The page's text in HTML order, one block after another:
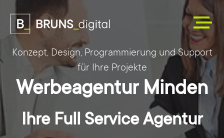
Konzept, Design, Programmierung und Support
für Ihre Projekte
Werbeagentur Minden
Ihre Full Service Agentur